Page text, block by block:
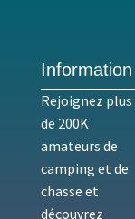
Information
Rejoignez plus
de 200K
amateurs de
camping et de
chasse et
découvrez